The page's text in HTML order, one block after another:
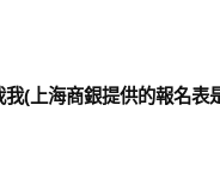
(上海商銀提供的報名表